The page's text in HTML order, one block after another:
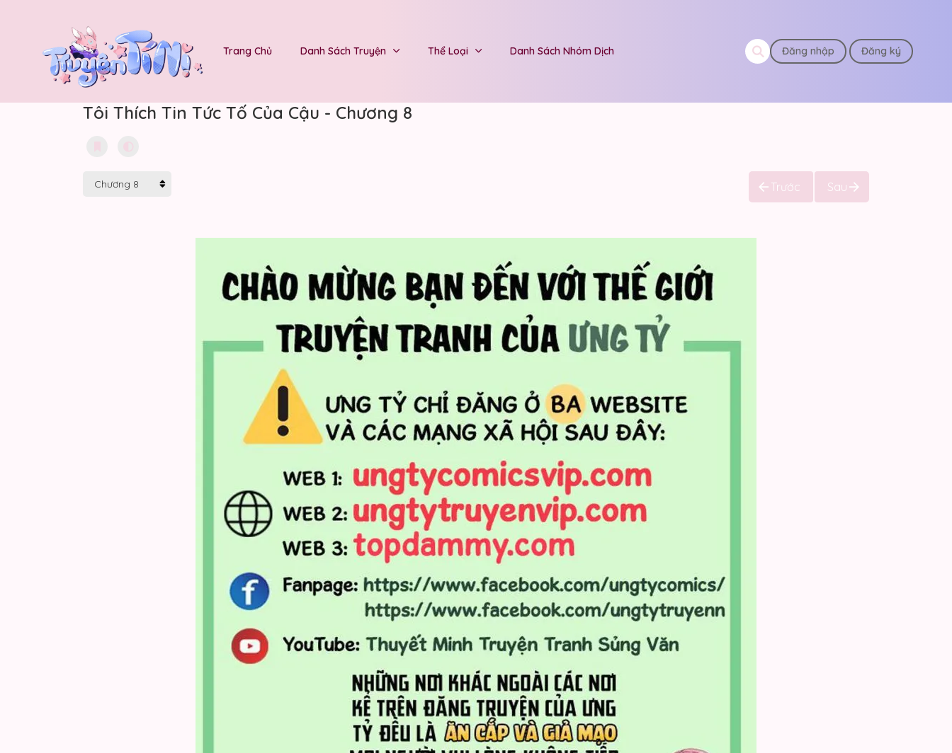
Trang Chủ Danh Sách Truyện Thể Loại Danh Sách Nhóm Dịch Đăng nhập Đăng ký
Tôi Thích Tin Tức Tố Của Cậu - Chương 8
Trước Sau